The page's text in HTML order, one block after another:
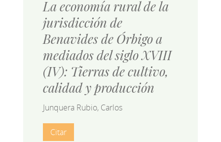
La economía rural de la
jurisdicción de
Benavides de Órbigo a
mediados del siglo XVIII
(IV): Tierras de cultivo,
calidad y producción
Junquera Rubio, Carlos
Citar